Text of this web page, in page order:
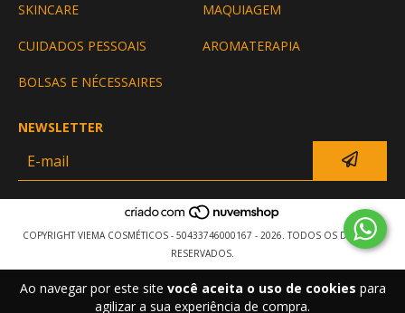
Ao navegar por este site você aceita o uso de cookies para
agilizar a sua experiência de compra.
SKINCARE MAQUIAGEM
CUIDADOS PESSOAIS AROMATERAPIA
BOLSAS E NÉCESSAIRES
NEWSLETTER
COPYRIGHT VIEMA COSMÉTICOS - 50433746000167 - 2026. TODOS OS DIREITOS
RESERVADOS.